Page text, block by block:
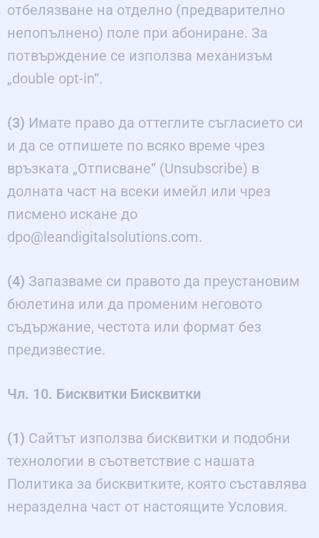
отбелязване на отделно (предварително
непопълнено) поле при абониране. За
потвърждение се използва механизъм
„double opt-in“.
(3) Имате право да оттеглите съгласието си
и да се отпишете по всяко време чрез
връзката „Отписване“ (Unsubscribe) в
долната част на всеки имейл или чрез
писмено искане до
dpo@leandigitalsolutions.com.
(4) Запазваме си правото да преустановим
бюлетина или да променим неговото
съдържание, честота или формат без
предизвестие.
Чл. 10. Бисквитки Бисквитки
(1) Сайтът използва бисквитки и подобни
технологии в съответствие с нашата
Политика за бисквитките, която съставлява
неразделна част от настоящите Условия.